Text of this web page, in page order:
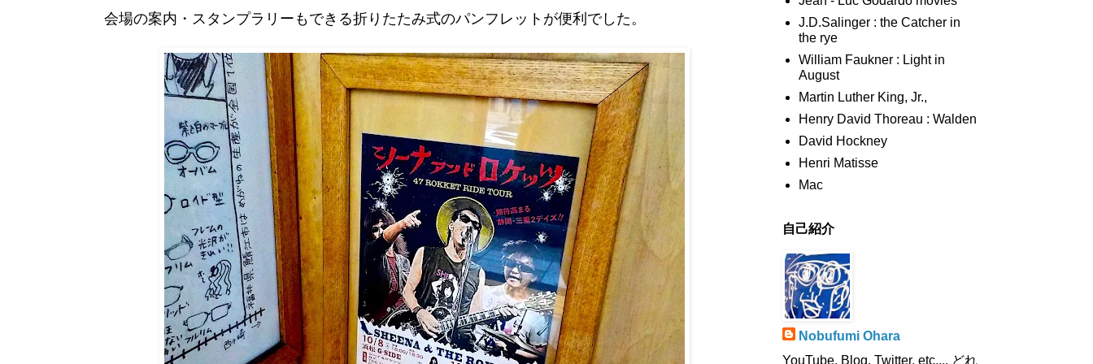
会場の案内・スタンプラリーもできる折りたたみ式のパンフレットが便利でした。
J.D.Salinger : the Catcher in
the rye
William Faukner : Light in
August
Martin Luther King, Jr.,
Henry David Thoreau : Walden
David Hockney
Henri Matisse
Mac
自己紹介
Nobufumi Ohara
YouTube, Blog, Twitter, etc.,,, どれ